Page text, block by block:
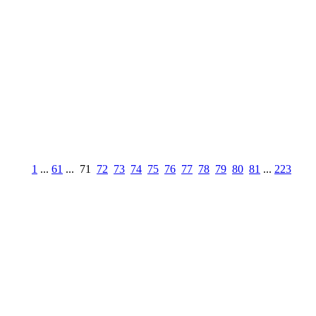
1 ... 61 ... 71 72 73 74 75 76 77 78 79 80 81 ... 223